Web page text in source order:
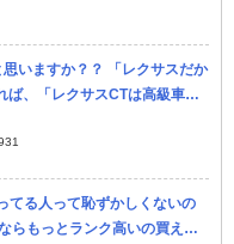
いますか？？ 「レクサスだか
ば、「レクサスCTは高級車じ
場とかに停まっていたらど...
てる人って恥ずかしくないの
らもっとランク高いの買えば